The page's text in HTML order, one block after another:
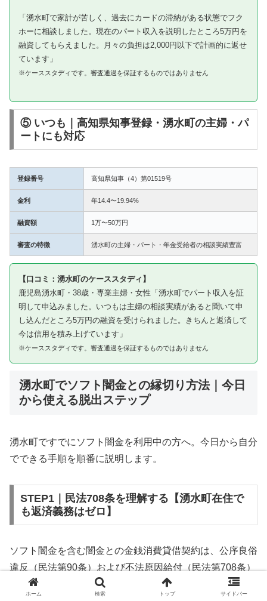
「湧水町で家計が苦しく、過去にカードの滞納がある状態でフク
ホーに相談しました。現在のパート収入を説明したところ5万円を
融資してもらえました。月々の負担は2,000円以下で計画的に返せ
ています」
※ケーススタディです。審査通過を保証するものではありません
⑤ いつも｜高知県知事登録・湧水町の主婦・パ
ートにも対応
登録番号 高知県知事（4）第01519号
金利 年14.4〜19.94%
融資額 1万〜50万円
審査の特徴 湧水町の主婦・パート・年金受給者の相談実績豊富
【口コミ：湧水町のケーススタディ】
鹿児島湧水町・38歳・専業主婦・女性「湧水町でパート収入を証
明して申込みました。いつもは主婦の相談実績があると聞いて申
し込んだところ5万円の融資を受けられました。きちんと返済して
今は信用を積み上げています」
※ケーススタディです。審査通過を保証するものではありません
湧水町でソフト闇金との縁切り方法｜今日
から使える脱出ステップ
湧水町ですでにソフト闇金を利用中の方へ。今日から自分
でできる手順を順番に説明します。
STEP1｜民法708条を理解する【湧水町在住で
も返済義務はゼロ】
ソフト闇金を含む闇金との金銭消費貸借契約は、公序良俗
違反（民法第90条）および不法原因給付（民法第708条）
に該当するため、法的には無効です。湧水町在住であって
ホーム 検索 トップ サイドバー